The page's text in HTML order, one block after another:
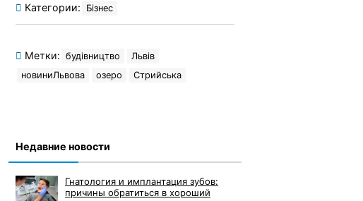
Категории: Бізнес
Метки: будівництво
Львів
новиниЛьвова
озеро Стрийська
Недавние новости
Гнатология и имплантация зубов:
причины обратиться в хороший